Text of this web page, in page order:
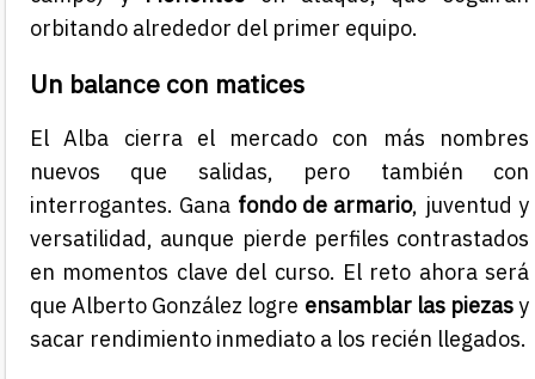
orbitando alrededor del primer equipo.
Un balance con matices
El Alba cierra el mercado con más nombres
nuevos que salidas, pero también con
interrogantes. Gana fondo de armario, juventud y
versatilidad, aunque pierde perfiles contrastados
en momentos clave del curso. El reto ahora será
que Alberto González logre ensamblar las piezasy
sacar rendimiento inmediato a los recién llegados.